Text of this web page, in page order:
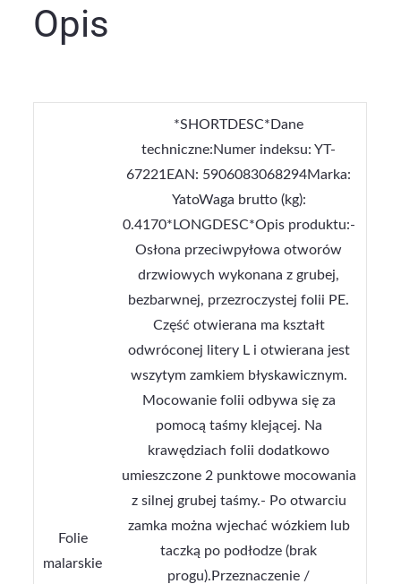
Opis
Folie
malarskie
*SHORTDESC*Dane
techniczne:Numer indeksu: YT-
67221EAN: 5906083068294Marka:
YatoWaga brutto (kg):
0.4170*LONGDESC*Opis produktu:-
Osłona przeciwpyłowa otworów
drzwiowych wykonana z grubej,
bezbarwnej, przezroczystej folii PE.
Część otwierana ma kształt
odwróconej litery L i otwierana jest
wszytym zamkiem błyskawicznym.
Mocowanie folii odbywa się za
pomocą taśmy klejącej. Na
krawędziach folii dodatkowo
umieszczone 2 punktowe mocowania
z silnej grubej taśmy.- Po otwarciu
zamka można wjechać wózkiem lub
taczką po podłodze (brak
progu).Przeznaczenie /